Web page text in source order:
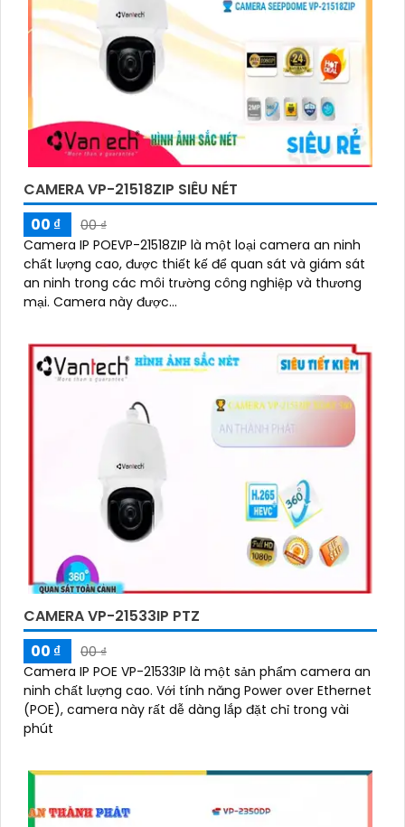
CAMERA VP-21518ZIP SIÊU NÉT
00 ₫
00 ₫
Camera IP POEVP-21518ZIP là một loại camera an ninh
chất lượng cao, được thiết kế để quan sát và giám sát
an ninh trong các môi trường công nghiệp và thương
mại. Camera này được...
CAMERA VP-21533IP PTZ
00 ₫
00 ₫
Camera IP POE VP-21533IP là một sản phẩm camera an
ninh chất lượng cao. Với tính năng Power over Ethernet
(POE), camera này rất dễ dàng lắp đặt chỉ trong vài
phút